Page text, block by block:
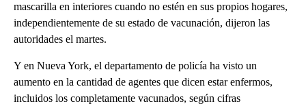
mascarilla en interiores cuando no estén en sus propios hogares,
independientemente de su estado de vacunación, dijeron las
autoridades el martes.
Y en Nueva York, el departamento de policía ha visto un
aumento en la cantidad de agentes que dicen estar enfermos,
incluidos los completamente vacunados, según cifras